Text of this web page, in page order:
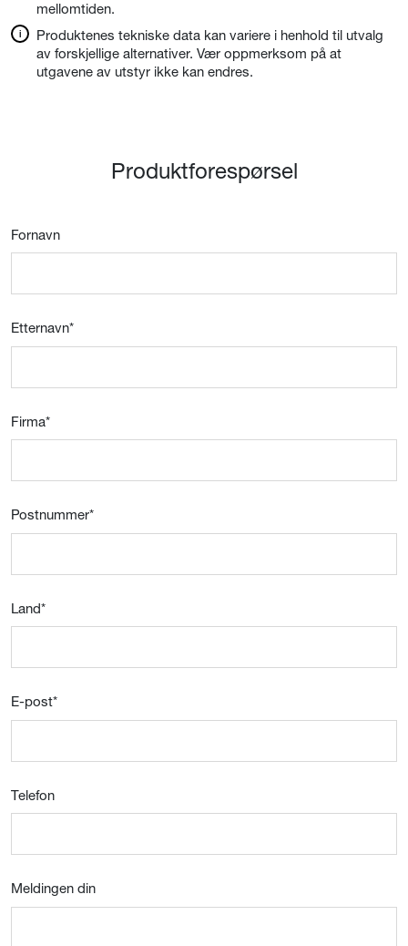
mellomtiden.
Produktenes tekniske data kan variere i henhold til utvalg
av forskjellige alternativer. Vær oppmerksom på at
utgavene av utstyr ikke kan endres.
Produktforespørsel
Fornavn
Etternavn*
Firma*
Postnummer*
Land*
E-post*
Telefon
Meldingen din